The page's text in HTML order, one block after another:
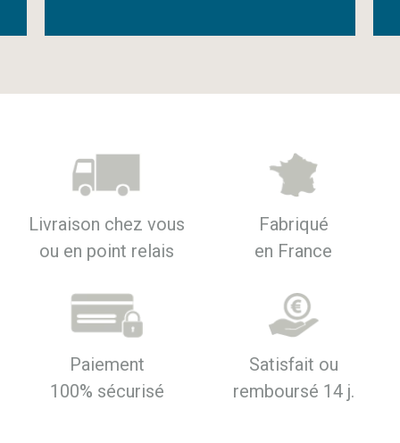
Livraison chez vous
ou en point relais
Fabriqué
en France
Paiement
100% sécurisé
Satisfait ou
remboursé 14 j.